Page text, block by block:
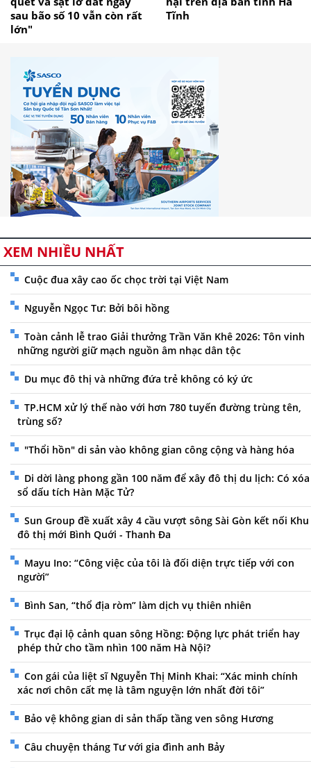
sau bão số 10 vẫn còn rất
lớn"
Tĩnh
XEM NHIỀU NHẤT
Cuộc đua xây cao ốc chọc trời tại Việt Nam
Nguyễn Ngọc Tư: Bởi bôi hồng
Toàn cảnh lễ trao Giải thưởng Trần Văn Khê 2026: Tôn vinh
những người giữ mạch nguồn âm nhạc dân tộc
Du mục đô thị và những đứa trẻ không có ký ức
TP.HCM xử lý thế nào với hơn 780 tuyến đường trùng tên,
trùng số?
"Thổi hồn" di sản vào không gian công cộng và hàng hóa
Di dời làng phong gần 100 năm để xây đô thị du lịch: Có xóa
sổ dấu tích Hàn Mặc Tử?
Sun Group đề xuất xây 4 cầu vượt sông Sài Gòn kết nối Khu
đô thị mới Bình Quới - Thanh Đa
Mayu Ino: “Công việc của tôi là đối diện trực tiếp với con
người”
Bình San, “thổ địa ròm” làm dịch vụ thiên nhiên
Trục đại lộ cảnh quan sông Hồng: Động lực phát triển hay
phép thử cho tầm nhìn 100 năm Hà Nội?
Con gái của liệt sĩ Nguyễn Thị Minh Khai: “Xác minh chính
xác nơi chôn cất mẹ là tâm nguyện lớn nhất đời tôi”
Bảo vệ không gian di sản thấp tầng ven sông Hương
Câu chuyện tháng Tư với gia đình anh Bảy